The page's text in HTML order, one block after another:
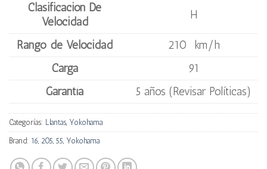
Clasificación De
Velocidad
H
Rango de Velocidad
210 km/h
Carga
91
Garantía
5 años (Revisar Políticas)
Categorías: Llantas, Yokohama
Brand: 16, 205, 55, Yokohama